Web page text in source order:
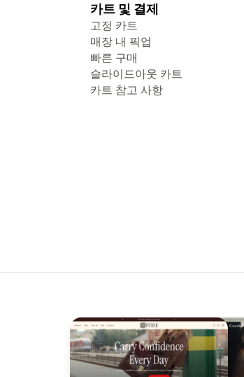
카트 및 결제
고정 카트
매장 내 픽업
빠른 구매
슬라이드아웃 카트
카트 참고 사항